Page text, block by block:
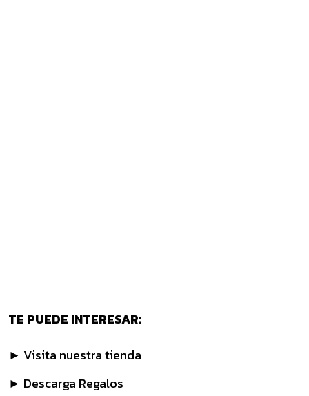
TE PUEDE INTERESAR:
► Visita nuestra tienda
► Descarga Regalos